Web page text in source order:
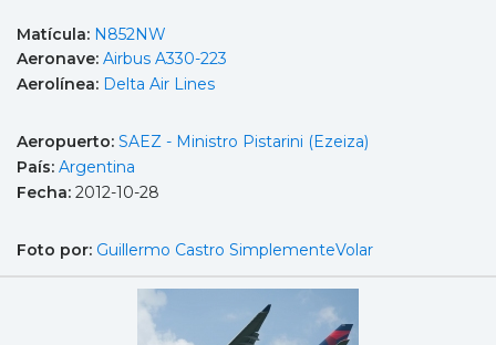
Matícula: N852NW
Aeronave: Airbus A330-223
Aerolínea: Delta Air Lines
Aeropuerto: SAEZ - Ministro Pistarini (Ezeiza)
País: Argentina
Fecha: 2012-10-28
Foto por: Guillermo Castro SimplementeVolar